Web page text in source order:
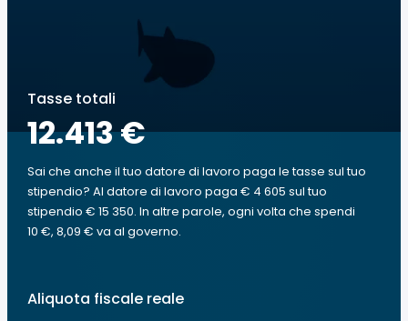
Tasse totali
12.413 €
Sai che anche il tuo datore di lavoro paga le tasse sul tuo
stipendio? Al datore di lavoro paga € 4 605 sul tuo
stipendio € 15 350. In altre parole, ogni volta che spendi
10 €, 8,09 € va al governo.
Aliquota fiscale reale